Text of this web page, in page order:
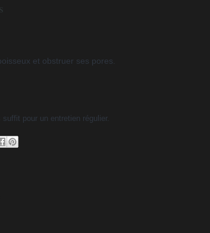
et obstruer ses pores.
pour un entretien régulier.